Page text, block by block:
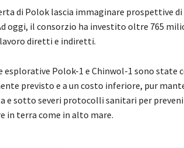
di Polok lascia immaginare prospettive
oggi, il consorzio ha investito oltre 765
diretti e indiretti.
esplorative Polok-1 e Chinwol-1 sono
previsto e a un costo inferiore, pur
e sotto severi protocolli sanitari per
in terra come in alto mare.